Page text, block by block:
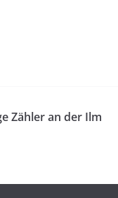
Zähler an der Ilm